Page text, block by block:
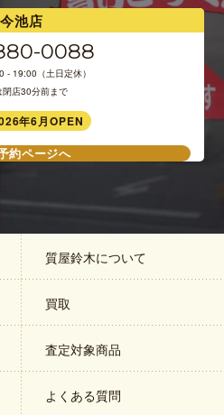
今池店
0088
- 19:00（土日定休）
閉店30分前まで
年6月OPEN
約ページへ
質屋鈴木について
買取
査定対象商品
よくある質問